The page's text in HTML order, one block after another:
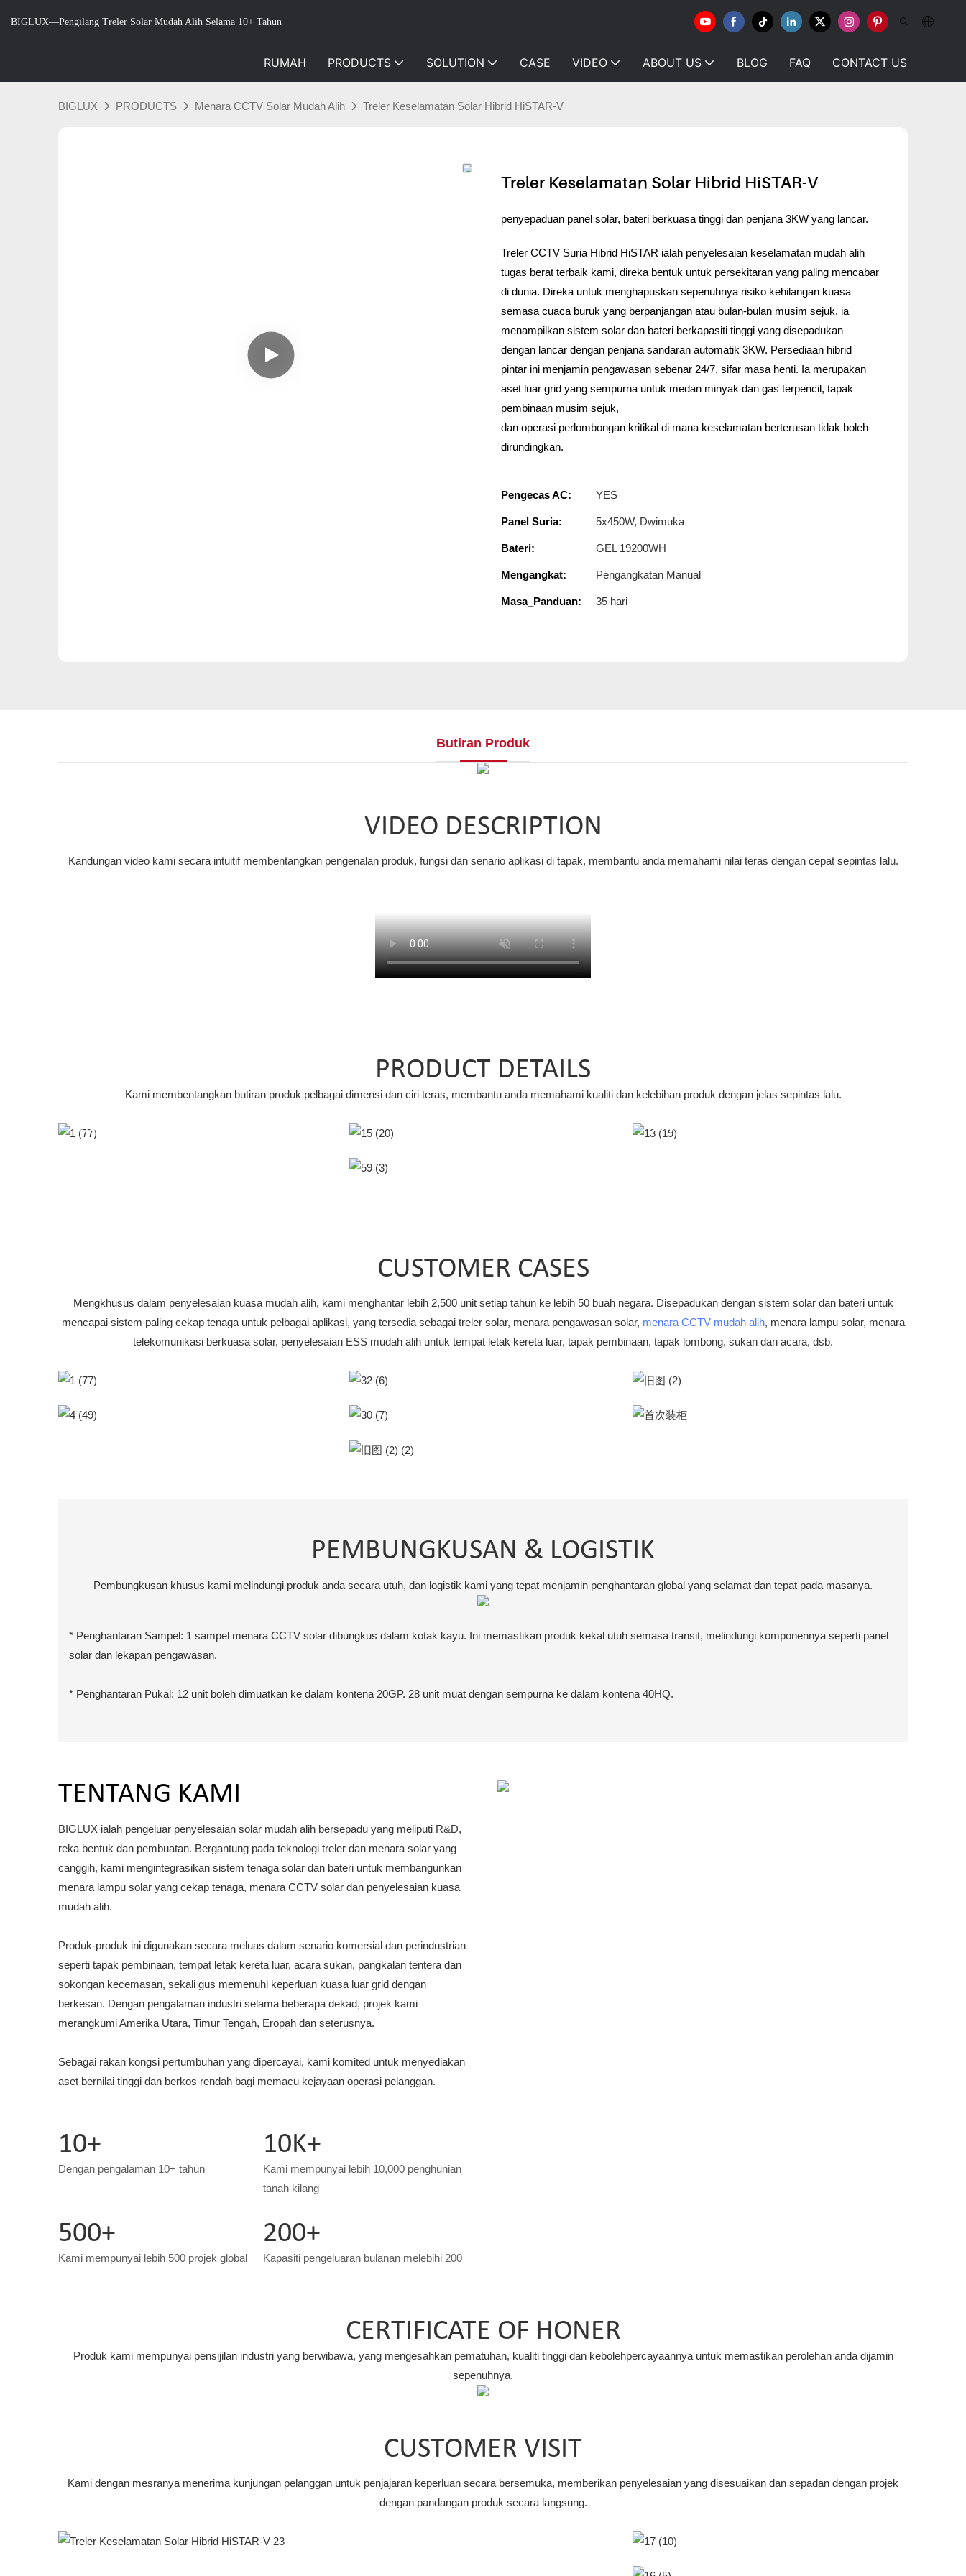
BIGLUX—Pengilang Treler Solar Mudah Alih Selama 10+ Tahun
RUMAH PRODUCTS SOLUTION CASE VIDEO ABOUT US BLOG FAQ CONTACT US
BIGLUX PRODUCTS Menara CCTV Solar Mudah Alih Treler Keselamatan Solar Hibrid HiSTAR-V
Treler Keselamatan Solar Hibrid HiSTAR-V
penyepaduan panel solar, bateri berkuasa tinggi dan penjana 3KW yang lancar.
Treler CCTV Suria Hibrid HiSTAR ialah penyelesaian keselamatan mudah alih
tugas berat terbaik kami, direka bentuk untuk persekitaran yang paling mencabar
di dunia. Direka untuk menghapuskan sepenuhnya risiko kehilangan kuasa
semasa cuaca buruk yang berpanjangan atau bulan-bulan musim sejuk, ia
menampilkan sistem solar dan bateri berkapasiti tinggi yang disepadukan
dengan lancar dengan penjana sandaran automatik 3KW. Persediaan hibrid
pintar ini menjamin pengawasan sebenar 24/7, sifar masa henti. Ia merupakan
aset luar grid yang sempurna untuk medan minyak dan gas terpencil, tapak
pembinaan musim sejuk,
dan operasi perlombongan kritikal di mana keselamatan berterusan tidak boleh
dirundingkan.
Pengecas AC: YES
Panel Suria: 5x450W, Dwimuka
Bateri: GEL 19200WH
Mengangkat: Pengangkatan Manual
Masa_Panduan: 35 hari
Butiran Produk
VIDEO DESCRIPTION
Kandungan video kami secara intuitif membentangkan pengenalan produk, fungsi dan senario aplikasi di tapak, membantu anda memahami nilai teras dengan cepat sepintas lalu.
PRODUCT DETAILS
Kami membentangkan butiran produk pelbagai dimensi dan ciri teras, membantu anda memahami kualiti dan kelebihan produk dengan jelas sepintas lalu.
Reka Bentuk Mudah Alih
Kotak CCTV Boleh Berputar
Dilengkapi Dengan Port AC
CUSTOMER CASES
Mengkhusus dalam penyelesaian kuasa mudah alih, kami menghantar lebih 2,500 unit setiap tahun ke lebih 50 buah negara. Disepadukan dengan sistem solar dan bateri untuk
mencapai sistem paling cekap tenaga untuk pelbagai aplikasi, yang tersedia sebagai treler solar, menara pengawasan solar, menara CCTV mudah alih, menara lampu solar, menara
telekomunikasi berkuasa solar, penyelesaian ESS mudah alih untuk tempat letak kereta luar, tapak pembinaan, tapak lombong, sukan dan acara, dsb.
PEMBUNGKUSAN & LOGISTIK
Pembungkusan khusus kami melindungi produk anda secara utuh, dan logistik kami yang tepat menjamin penghantaran global yang selamat dan tepat pada masanya.
* Penghantaran Sampel: 1 sampel menara CCTV solar dibungkus dalam kotak kayu. Ini memastikan produk kekal utuh semasa transit, melindungi komponennya seperti panel
solar dan lekapan pengawasan.
* Penghantaran Pukal: 12 unit boleh dimuatkan ke dalam kontena 20GP. 28 unit muat dengan sempurna ke dalam kontena 40HQ.
TENTANG KAMI
BIGLUX ialah pengeluar penyelesaian solar mudah alih bersepadu yang meliputi R&D,
reka bentuk dan pembuatan. Bergantung pada teknologi treler dan menara solar yang
canggih, kami mengintegrasikan sistem tenaga solar dan bateri untuk membangunkan
menara lampu solar yang cekap tenaga, menara CCTV solar dan penyelesaian kuasa
mudah alih.
Produk-produk ini digunakan secara meluas dalam senario komersial dan perindustrian
seperti tapak pembinaan, tempat letak kereta luar, acara sukan, pangkalan tentera dan
sokongan kecemasan, sekali gus memenuhi keperluan kuasa luar grid dengan
berkesan. Dengan pengalaman industri selama beberapa dekad, projek kami
merangkumi Amerika Utara, Timur Tengah, Eropah dan seterusnya.
Sebagai rakan kongsi pertumbuhan yang dipercayai, kami komited untuk menyediakan
aset bernilai tinggi dan berkos rendah bagi memacu kejayaan operasi pelanggan.
10+
Dengan pengalaman 10+ tahun
10K+
Kami mempunyai lebih 10,000 penghunian
tanah kilang
500+
Kami mempunyai lebih 500 projek global
200+
Kapasiti pengeluaran bulanan melebihi 200
CERTIFICATE OF HONER
Produk kami mempunyai pensijilan industri yang berwibawa, yang mengesahkan pematuhan, kualiti tinggi dan kebolehpercayaannya untuk memastikan perolehan anda dijamin
sepenuhnya.
CUSTOMER VISIT
Kami dengan mesranya menerima kunjungan pelanggan untuk penjajaran keperluan secara bersemuka, memberikan penyelesaian yang disesuaikan dan sepadan dengan projek
dengan pandangan produk secara langsung.